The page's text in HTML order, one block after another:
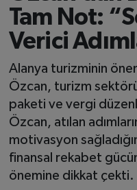
Tam Not:
Verici
Alanya turizminin
Özcan, turizm
paketi ve vergi
Özcan, atılan
motivasyon
finansal rekabet
önemine dikkat çekti.